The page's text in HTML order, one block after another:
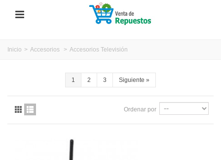
Inicio > Accesorios > Accesorios Televisión
1 2 3 Siguiente »
Ordenar por